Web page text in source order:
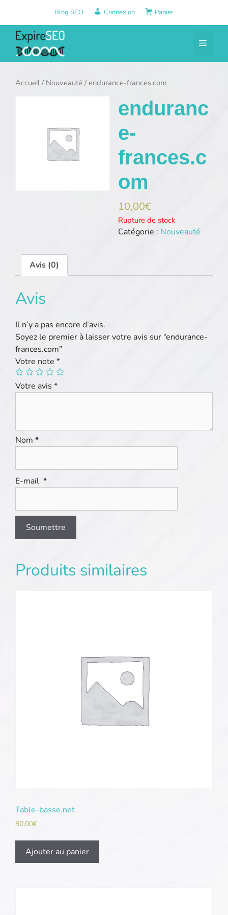
contenu
Blog SEO Connexion Panier
Menu
Accueil/ Nouveauté / endurance-frances.com
enduranc
e-
frances.c
om
10,00€
Rupture de stock
Catégorie : Nouveauté
Avis (0)
Avis
Il n’y a pas encore d’avis.
Soyez le premier à laisser votre avis sur “endurance-
frances.com”
Votre note *
Votre avis *
Nom *
E-mail *
Produits similaires
Table-basse.net
80,00€
Ajouter au panier